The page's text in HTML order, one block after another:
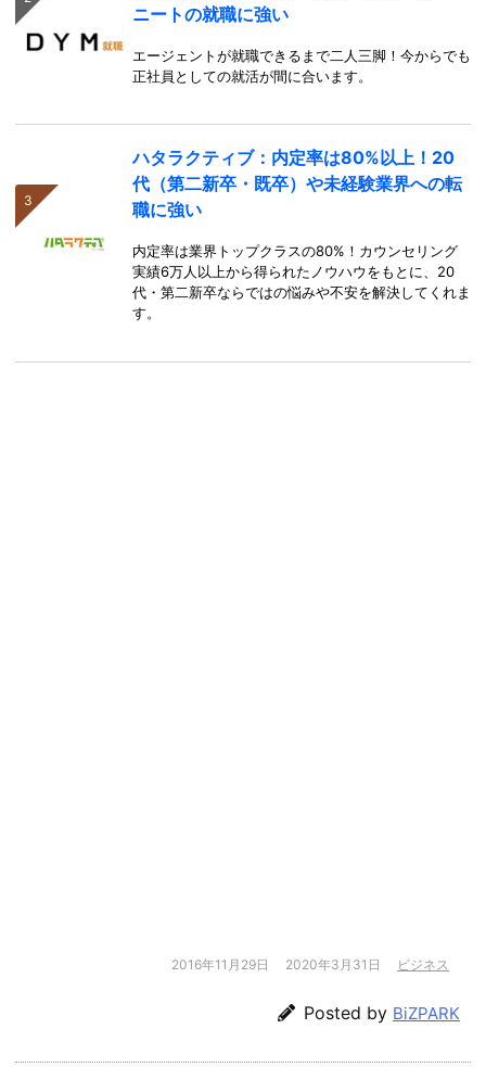
ニートの就職に強い
エージェントが就職できるまで二人三脚！今からでも
正社員としての就活が間に合います。
ハタラクティブ：内定率は80%以上！20
代（第二新卒・既卒）や未経験業界への転
職に強い
内定率は業界トップクラスの80%！カウンセリング
実績6万人以上から得られたノウハウをもとに、20
代・第二新卒ならではの悩みや不安を解決してくれま
す。
2016年11月29日 2020年3月31日 ビジネス
Posted by BiZPARK